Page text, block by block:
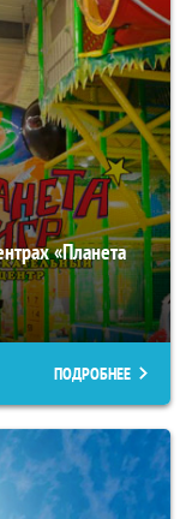
«Планета
ПОДРОБНЕЕ